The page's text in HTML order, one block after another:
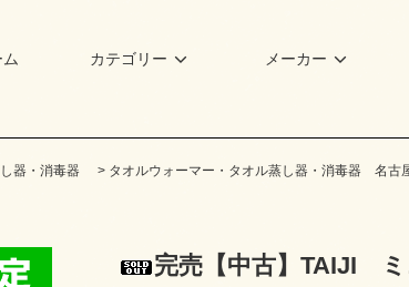
カテゴリー メーカー
器・消毒器 > タオルウォーマー・タオル蒸し器・消毒器 名古
完売【中古】TAIJI ミ